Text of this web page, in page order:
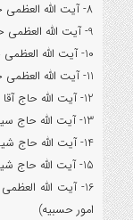
8- آیت الله العظمی حاج شیخ محمد فاضل لنکرانی(امور حسبیه)
9- آیت الله العظمی حاج شیخ لطف‌الله صافی گلپایگانی(امور حسبیه)
10- آیت الله العظمي حاج سيّد عزّ الدین حسینی زنجانی (نقل روایت)
11- آیت الله العظمی حاج شیخ ابوالقاسم انصاری (اجتهاد و نقل روایت)
12- آیت الله حاج آقا صدر الدین کلباسی (اجتهاد و نقل روایت)
13- آیت الله حاج سید مجتبی میرمحمد صادقی (نقل روایت)
14- آیت الله حاج شیخ احمد زاهد نجفی (نقل روایت و اجتهاد)
15- آیت الله حاج شیخ محمد کلباسی (نقل روایت)
16- آیت الله
امور حسبیه)